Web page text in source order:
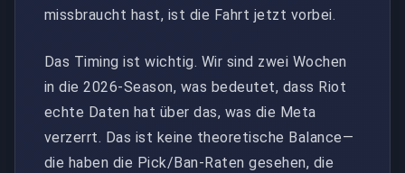
missbraucht hast, ist die Fahrt jetzt vorbei.
Das Timing ist wichtig. Wir sind zwei Wochen
in die 2026-Season, was bedeutet, dass Riot
echte Daten hat über das, was die Meta
verzerrt. Das ist keine theoretische Balance—
die haben die Pick/Ban-Raten gesehen, die